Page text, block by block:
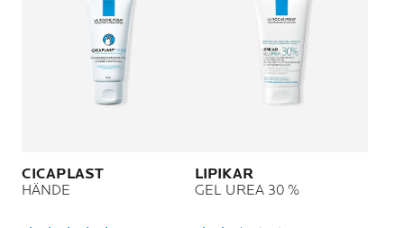
CICAPLAST
HÄNDE
LIPIKAR
GEL UREA 30 %